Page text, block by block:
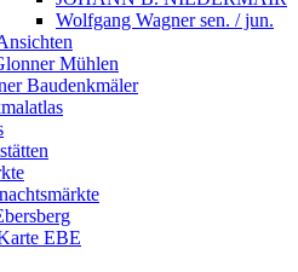
Wolfgang Wagner sen. / jun.
Mühlen
Baudenkmäler
EBE